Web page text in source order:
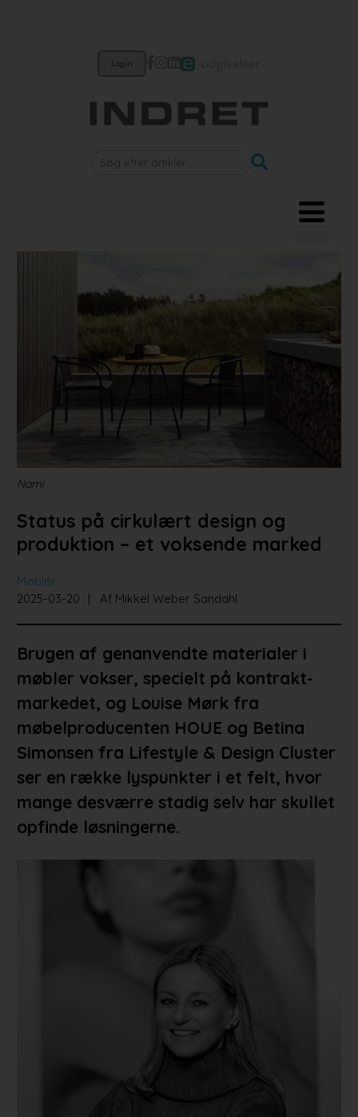
Login
Belysning
Bad og køkken
Indretningsprojekter
Portrætter
Nami
Status på cirkulært design og
produktion – et voksende marked
Møbler
2025-03-20
Af Mikkel Weber Sandahl
Brugen af genanvendte materialer i
møbler vokser, specielt på kontrakt-
markedet, og Louise Mørk fra
møbelproducenten HOUE og Betina
Simonsen fra Lifestyle & Design Cluster
ser en række lyspunkter i et felt, hvor
mange desværre stadig selv har skullet
opfinde løsningerne.